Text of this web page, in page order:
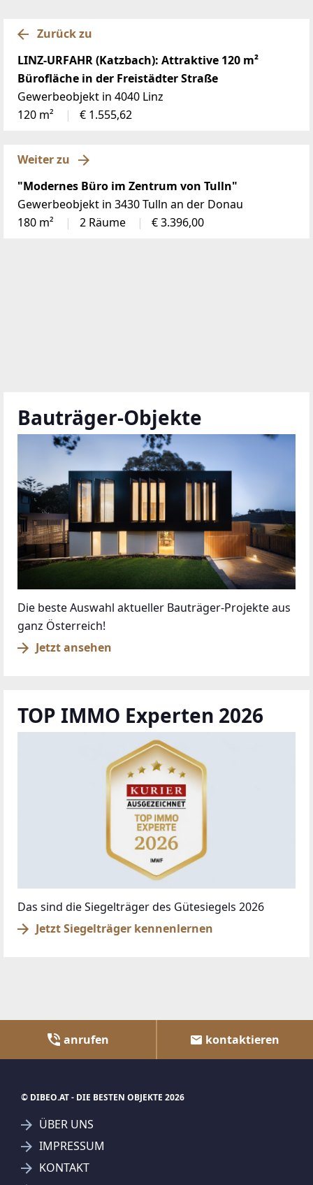
Zurück zu
LINZ-URFAHR (Katzbach): Attraktive 120 m²
Bürofläche in der Freistädter Straße
Gewerbeobjekt in 4040 Linz
120 m²
€ 1.555,62
Weiter zu
"Modernes Büro im Zentrum von Tulln"
Gewerbeobjekt in 3430 Tulln an der Donau
180 m²
2 Räume € 3.396,00
Bauträger-Objekte
Die beste Auswahl aktueller Bauträger-Projekte aus
ganz Österreich!
Jetzt ansehen
TOP IMMO Experten 2026
Das sind die Siegelträger des Gütesiegels 2026
Jetzt Siegelträger kennenlernen
anrufen kontaktieren
© DIBEO.AT - DIE BESTEN OBJEKTE 2026
ÜBER UNS
IMPRESSUM
KONTAKT